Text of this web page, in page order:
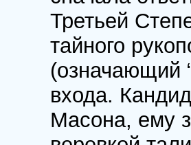
Третьей
тайного
(означающий
входа.
Масона, ему